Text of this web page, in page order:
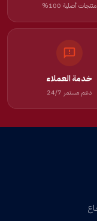
منتجات أصلية 100%
خدمة العملاء
دعم مستمر 24/7